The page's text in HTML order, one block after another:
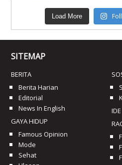
Load More
SITEMAP
BERITA
Berita Harian
Editorial
News In English
GAYA HIDUP
Famous Opinion
Mode
Sehat